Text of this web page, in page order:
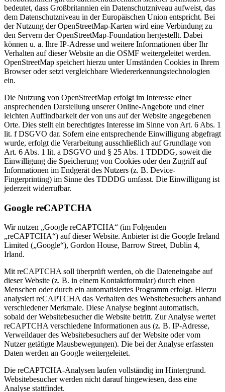
bedeutet, dass Großbritannien ein Datenschutzniveau aufweist, das
dem Datenschutzniveau in der Europäischen Union entspricht. Bei
der Nutzung der OpenStreetMap-Karten wird eine Verbindung zu
den Servern der OpenStreetMap-Foundation hergestellt. Dabei
können u. a. Ihre IP-Adresse und weitere Informationen über Ihr
Verhalten auf dieser Website an die OSMF weitergeleitet werden.
OpenStreetMap speichert hierzu unter Umständen Cookies in Ihrem
Browser oder setzt vergleichbare Wiedererkennungstechnologien
ein.
Die Nutzung von OpenStreetMap erfolgt im Interesse einer
ansprechenden Darstellung unserer Online-Angebote und einer
leichten Auffindbarkeit der von uns auf der Website angegebenen
Orte. Dies stellt ein berechtigtes Interesse im Sinne von Art. 6 Abs. 1
lit. f DSGVO dar. Sofern eine entsprechende Einwilligung abgefragt
wurde, erfolgt die Verarbeitung ausschließlich auf Grundlage von
Art. 6 Abs. 1 lit. a DSGVO und § 25 Abs. 1 TDDDG, soweit die
Einwilligung die Speicherung von Cookies oder den Zugriff auf
Informationen im Endgerät des Nutzers (z. B. Device-
Fingerprinting) im Sinne des TDDDG umfasst. Die Einwilligung ist
jederzeit widerrufbar.
Google reCAPTCHA
Wir nutzen „Google reCAPTCHA“ (im Folgenden
„reCAPTCHA“) auf dieser Website. Anbieter ist die Google Ireland
Limited („Google“), Gordon House, Barrow Street, Dublin 4,
Irland.
Mit reCAPTCHA soll überprüft werden, ob die Dateneingabe auf
dieser Website (z. B. in einem Kontaktformular) durch einen
Menschen oder durch ein automatisiertes Programm erfolgt. Hierzu
analysiert reCAPTCHA das Verhalten des Websitebesuchers anhand
verschiedener Merkmale. Diese Analyse beginnt automatisch,
sobald der Websitebesucher die Website betritt. Zur Analyse wertet
reCAPTCHA verschiedene Informationen aus (z. B. IP-Adresse,
Verweildauer des Websitebesuchers auf der Website oder vom
Nutzer getätigte Mausbewegungen). Die bei der Analyse erfassten
Daten werden an Google weitergeleitet.
Die reCAPTCHA-Analysen laufen vollständig im Hintergrund.
Websitebesucher werden nicht darauf hingewiesen, dass eine
Analyse stattfindet.